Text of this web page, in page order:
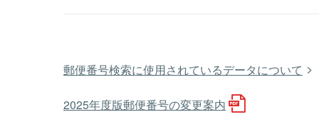
郵便番号検索に使用されているデータについて
2025年度版郵便番号の変更案内